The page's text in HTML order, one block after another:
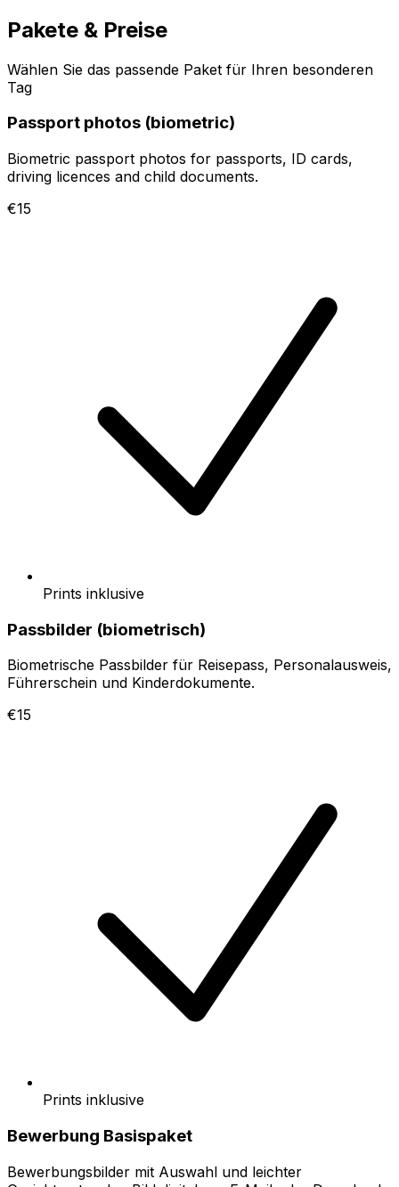
Pakete & Preise
Wählen Sie das passende Paket für Ihren besonderen
Tag
Passport photos (biometric)
Biometric passport photos for passports, ID cards,
driving licences and child documents.
€15
Prints inklusive
Passbilder (biometrisch)
Biometrische Passbilder für Reisepass, Personalausweis,
Führerschein und Kinderdokumente.
€15
Prints inklusive
Bewerbung Basispaket
Bewerbungsbilder mit Auswahl und leichter